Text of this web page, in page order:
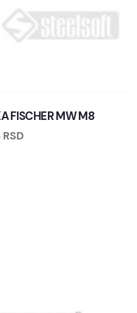
FISCHER MW M8
RSD